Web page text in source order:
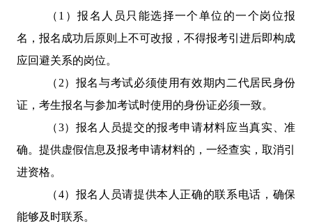
（ 1 ）报名人员只能选择一个单位的一个岗位报
名，报名成功后原则上不可改报，不得报考引进后即构成
应回避关系的岗位。
（ 2）报名与考试必须使用有效期内二代居民身份
证，考生报名与参加考试时使用的身份证必须一致。
（3）报名人员提交的报考申请材料应当真实、准
确。提供虚假信息及报考申请材料的，一经查实，取消引
进资格。
（4）报名人员请提供本人正确的联系电话，确保
能够及时联系。